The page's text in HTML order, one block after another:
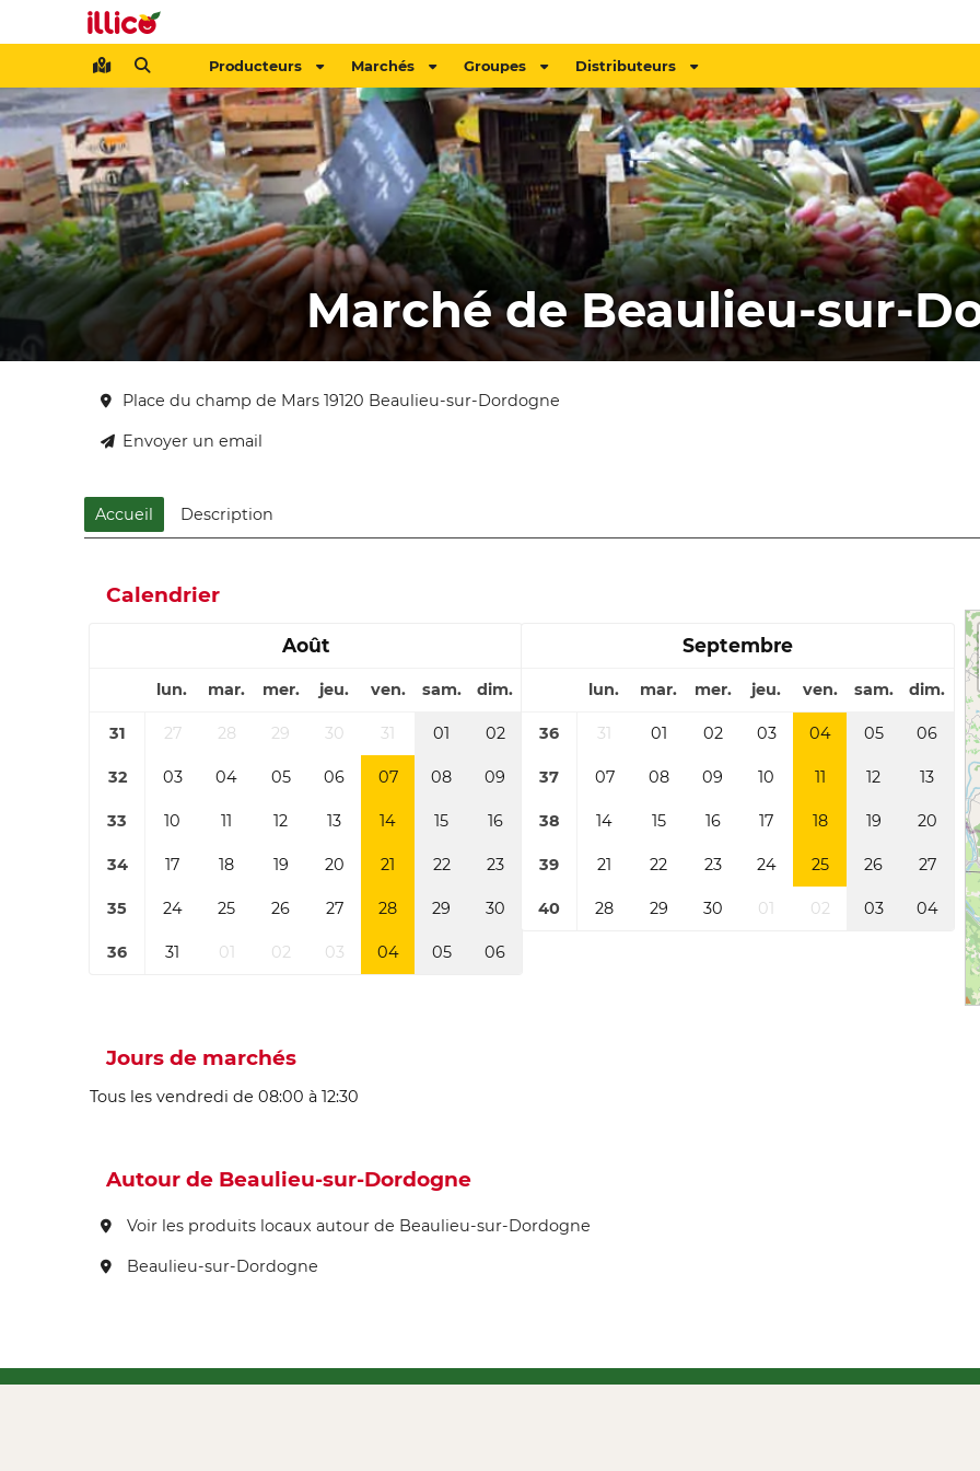
Producteurs Marchés Groupes Distributeurs
Marché de Beaulieu-sur-
Place du champ de Mars 19120 Beaulieu-sur-Dordogne
Envoyer un email
Accueil Description
Calendrier
Août
lun. mar. mer. jeu. ven. sam. dim.
31 27 28 29 30 31 01 02
32 03 04 05 06 07 08 09
33 10 11 12 13 14 15 16
34 17 18 19 20 21 22 23
35 24 25 26 27 28 29 30
36 31 01 02 03 04 05 06
Septembre
lun. mar. mer. jeu. ven. sam. dim.
36 31 01 02 03 04 05 06
37 07 08 09 10 11 12 13
38 14 15 16 17 18 19 20
39 21 22 23 24 25 26 27
40 28 29 30 01 02 03 04
Jours de marchés
Tous les vendredi de 08:00 à 12:30
Autour de Beaulieu-sur-Dordogne
Voir les produits locaux autour de Beaulieu-sur-Dordogne
Beaulieu-sur-Dordogne